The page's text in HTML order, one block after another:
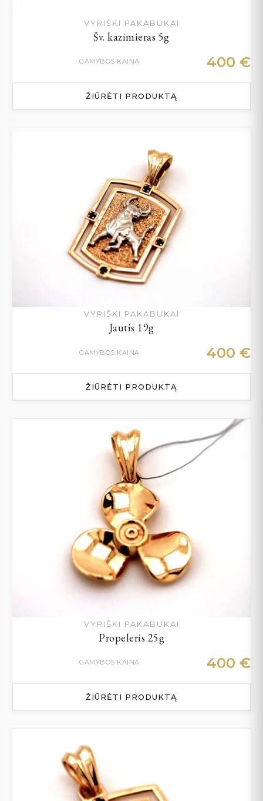
VYRIŠKI PAKABUKAI
Šv. kazimieras 5g
GAMYBOS KAINA 400 €
ŽIŪRĖTI PRODUKTĄ
VYRIŠKI PAKABUKAI
Jautis 19g
GAMYBOS KAINA 400 €
ŽIŪRĖTI PRODUKTĄ
VYRIŠKI PAKABUKAI
Propeleris 25g
GAMYBOS KAINA 400 €
ŽIŪRĖTI PRODUKTĄ